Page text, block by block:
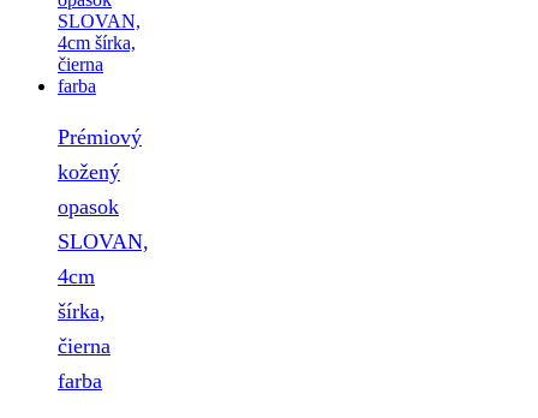
Prémiový
kožený
opasok
SLOVAN,
4cm
šírka,
čierna
farba